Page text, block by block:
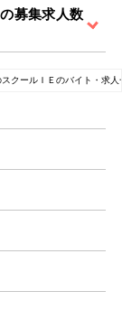
募集求人数
クールＩＥのバイト・求人